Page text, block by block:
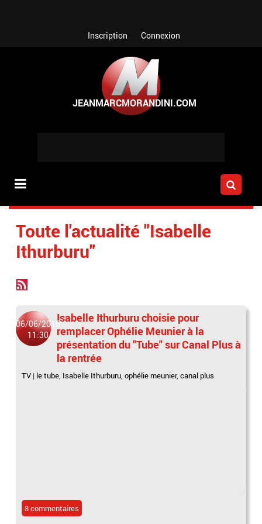
Inscription Connexion
Toute l'actualité "Isabelle
Ithurburu"
06/06/2016
11:30
Isabelle Ithurburu choisie pour
remplacer Ophélie Meunier à la
présentation du "Tube" sur Canal Plus à
la rentrée
TV | le tube, Isabelle Ithurburu,ophélie meunier,canal plus
8 commentaires